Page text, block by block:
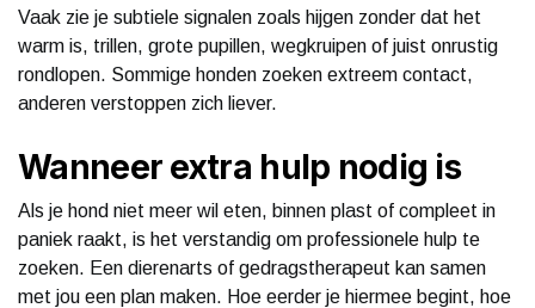
Vaak zie je subtiele signalen zoals hijgen zonder dat het
warm is, trillen, grote pupillen, wegkruipen of juist onrustig
rondlopen. Sommige honden zoeken extreem contact,
anderen verstoppen zich liever.
Wanneer extra hulp nodig is
Als je hond niet meer wil eten, binnen plast of compleet in
paniek raakt, is het verstandig om professionele hulp te
zoeken. Een dierenarts of gedragstherapeut kan samen
met jou een plan maken. Hoe eerder je hiermee begint, hoe